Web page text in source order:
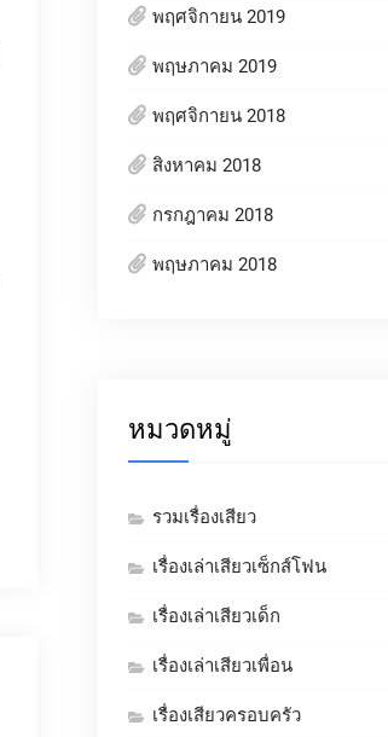
พฤศจิกายน 2019
พฤษภาคม 2019
พฤศจิกายน 2018
สิงหาคม 2018
กรกฎาคม 2018
พฤษภาคม 2018
หมวดหมู่
รวมเรื่องเสียว
เรื่องเล่าเสียวเซ็กส์โฟน
เรื่องเล่าเสียวเด็ก
เรื่องเล่าเสียวเพื่อน
เรื่องเสียวครอบครัว